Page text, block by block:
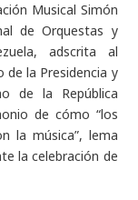
Musical Simón
de Orquestas y
adscrita al
de la Presidencia y
de la República
de cómo “los
la música”, lema
la celebración de